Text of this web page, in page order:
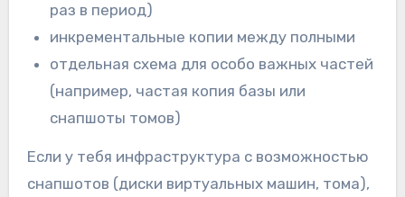
раз в период)
инкрементальные копии между полными
отдельная схема для особо важных частей
(например, частая копия базы или
снапшоты томов)
Если у тебя инфраструктура с возможностью
снапшотов (диски виртуальных машин, тома),